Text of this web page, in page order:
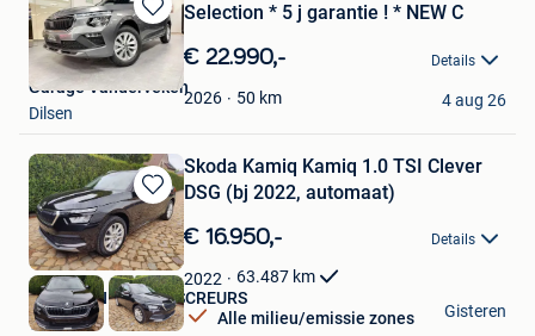
Bewaren
in
Mijn
Favorieten
Selection * 5 j garantie ! * NEW C
€ 22.990,- Details
2026 50 km
Garage Vanderveken
Dilsen
4 aug 26
Bewaren
in
Mijn
Favorieten
Skoda Kamiq Kamiq 1.0 TSI Clever
DSG (bj 2022, automaat)
€ 16.950,- Details
2022 63.487 km
Alle milieu/emissie zones
AUTOHANDEL JOS SCREURS
Wellen
Gisteren